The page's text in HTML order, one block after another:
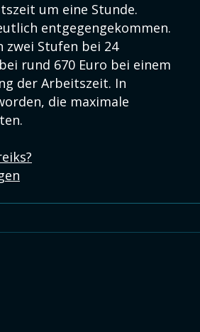
um eine Stunde.
entgegengekommen.
zwei Stufen bei 24
rund 670 Euro bei einem
der Arbeitszeit. In
die maximale